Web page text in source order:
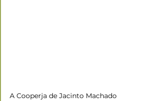
A Cooperja de Jacinto Machado